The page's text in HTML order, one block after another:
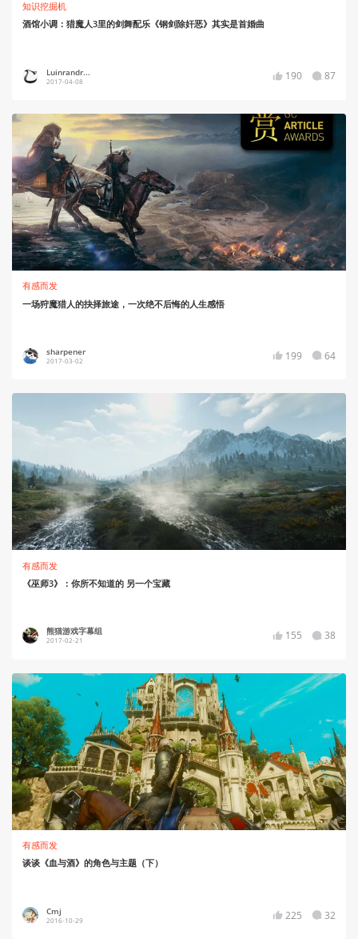
知识挖掘机
酒馆小调：猎魔人3里的剑舞配乐《钢剑除奸恶》其实是首婚曲
Luinrandr...
2017-04-08 190 87
有感而发
一场狩魔猎人的抉择旅途，一次绝不后悔的人生感悟
sharpener
2017-03-02 199 64
有感而发
《巫师3》：你所不知道的 另一个宝藏
熊猫游戏字幕组
2017-02-21 155 38
有感而发
谈谈《血与酒》的角色与主题（下）
Cmj
2016-10-29 225 32